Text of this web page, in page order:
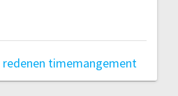
redenen timemangement